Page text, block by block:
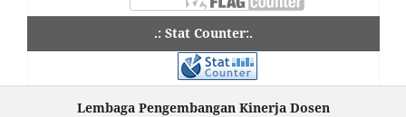
.: Stat Counter:.
Lembaga Pengembangan Kinerja Dosen